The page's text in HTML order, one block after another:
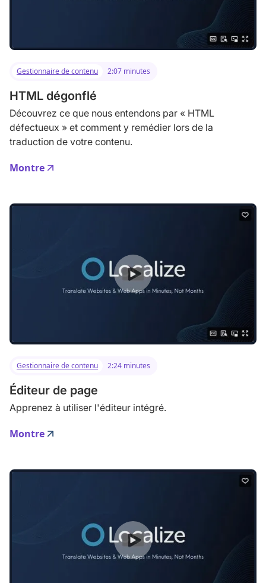
Gestionnaire de contenu 2:07 minutes
HTML dégonflé
Découvrez ce que nous entendons par « HTML
défectueux » et comment y remédier lors de la
traduction de votre contenu.
Montre
Gestionnaire de contenu 2:24 minutes
Éditeur de page
Apprenez à utiliser l'éditeur intégré.
Montre